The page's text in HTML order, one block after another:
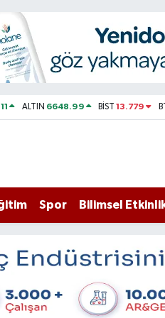
ALTIN 6648.99 BİST13.779
Spor Bilimsel